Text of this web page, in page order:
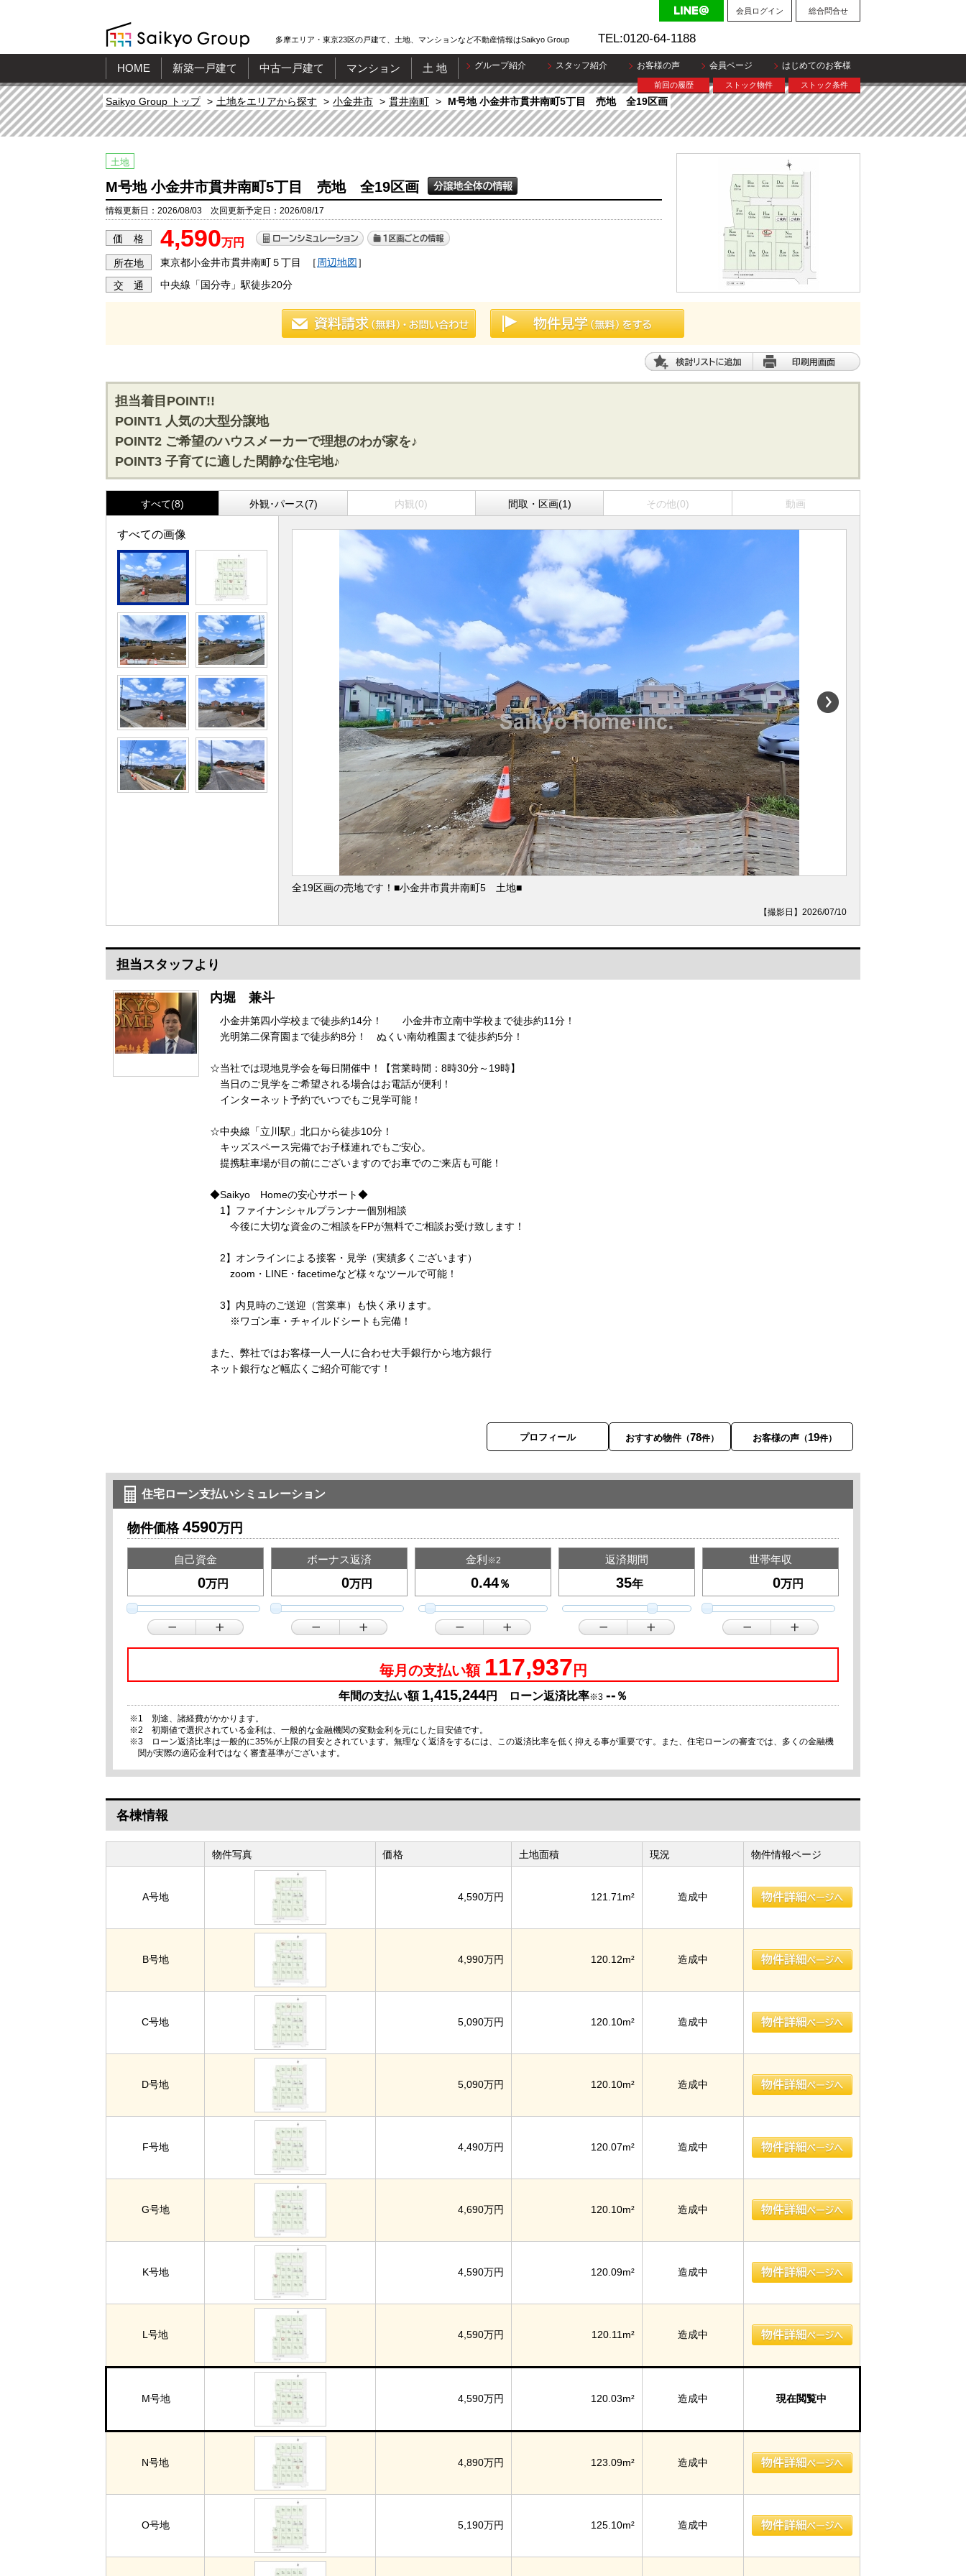
多摩エリア・東京23区の戸建て、土地、マンションなど不動産情報はSaikyo Group TEL:0120-64-1188
会員ログイン 総合問合せ
HOME 新築一戸建て 中古一戸建て マンション 土 地 グループ紹介 スタッフ紹介 お客様の声 会員ページ はじめてのお客様
前回の履歴 ストック物件 ストック条件
Saikyo Group トップ 土地をエリアから探す 小金井市 貫井南町 M号地 小金井市貫井南町5丁目 売地 全19区画
土地
M号地 小金井市貫井南町5丁目 売地 全19区画
情報更新日：2026/08/03 次回更新予定日：2026/08/17
価 格 4,590万円
所在地 東京都小金井市貫井南町５丁目 ［ 周辺地図］
交 通 中央線「国分寺」駅徒歩20分
担当着目POINT!!
POINT1 人気の大型分譲地
POINT2 ご希望のハウスメーカーで理想のわが家を♪
POINT3 子育てに適した閑静な住宅地♪
すべて(8) 外観･パース(7) 内観(0) 間取・区画(1) その他(0) 動画
すべての画像
全19区画の売地です！■小金井市貫井南町5 土地■
【撮影日】2026/07/10
担当スタッフより
内堀 兼斗
小金井第四小学校まで徒歩約14分！ 小金井市立南中学校まで徒歩約11分！
光明第二保育園まで徒歩約8分！ ぬくい南幼稚園まで徒歩約5分！
☆当社では現地見学会を毎日開催中！【営業時間：8時30分～19時】
当日のご見学をご希望される場合はお電話が便利！
インターネット予約でいつでもご見学可能！
☆中央線「立川駅」北口から徒歩10分！
キッズスペース完備でお子様連れでもご安心。
提携駐車場が目の前にございますのでお車でのご来店も可能！
◆Saikyo Homeの安心サポート◆
1】ファイナンシャルプランナー個別相談
今後に大切な資金のご相談をFPが無料でご相談お受け致します！
2】オンラインによる接客・見学（実績多くございます）
zoom・LINE・facetimeなど様々なツールで可能！
3】内見時のご送迎（営業車）も快く承ります。
※ワゴン車・チャイルドシートも完備！
また、弊社ではお客様一人一人に合わせ大手銀行から地方銀行
ネット銀行など幅広くご紹介可能です！
プロフィール おすすめ物件 （78件） お客様の声（19件）
住宅ローン支払いシミュレーション
物件価格 4590万円
自己資金
万円
ボーナス返済
万円
金利 ※2
％
返済期間
年
世帯年収
万円
毎月の支払い額 117,937 円
年間の支払い額 1,415,244円 ローン返済比率※3 -- ％
※1 別途、諸経費がかかります。
※2 初期値で選択されている金利は、一般的な金融機関の変動金利を元にした目安値です。
※3 ローン返済比率は一般的に35%が上限の目安とされています。無理なく返済をするには、この返済比率を低く抑える事が重要です。また、住宅ローンの審査では、多くの金融機
関が実際の適応金利ではなく審査基準がございます。
各棟情報
物件写真 価格 土地面積 現況 物件情報ページ
A号地 4,590万円 121.71m² 造成中
B号地 4,990万円 120.12m² 造成中
C号地 5,090万円 120.10m² 造成中
D号地 5,090万円 120.10m² 造成中
F号地 4,490万円 120.07m² 造成中
G号地 4,690万円 120.10m² 造成中
K号地 4,590万円 120.09m² 造成中
L号地 4,590万円 120.11m² 造成中
M号地 4,590万円 120.03m² 造成中 現在閲覧中
N号地 4,890万円 123.09m² 造成中
O号地 5,190万円 125.10m² 造成中